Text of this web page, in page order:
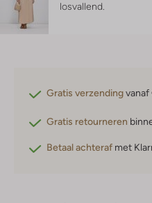
losvallend
Gratis verzendingvanaf
Gratis retourneren
Betaal achteraf met